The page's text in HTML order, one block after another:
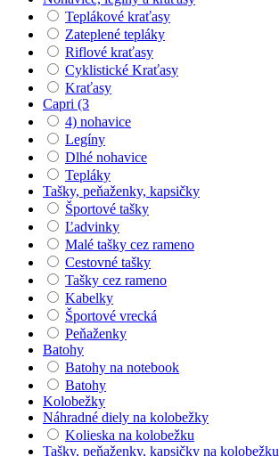
Teplákové kraťasy
Zateplené tepláky
Riflové kraťasy
Cyklistické Kraťasy
Kraťasy
Capri (3
4) nohavice
Legíny
Dlhé nohavice
Tepláky
Tašky, peňaženky, kapsičky
Športové tašky
Ľadvinky
Malé tašky cez rameno
Cestovné tašky
Tašky cez rameno
Kabelky
Športové vrecká
Peňaženky
Batohy
Batohy na notebook
Batohy
Kolobežky
Náhradné diely na kolobežky
Kolieska na kolobežku
Tašky, peňaženky, kapsičky na kolobežku